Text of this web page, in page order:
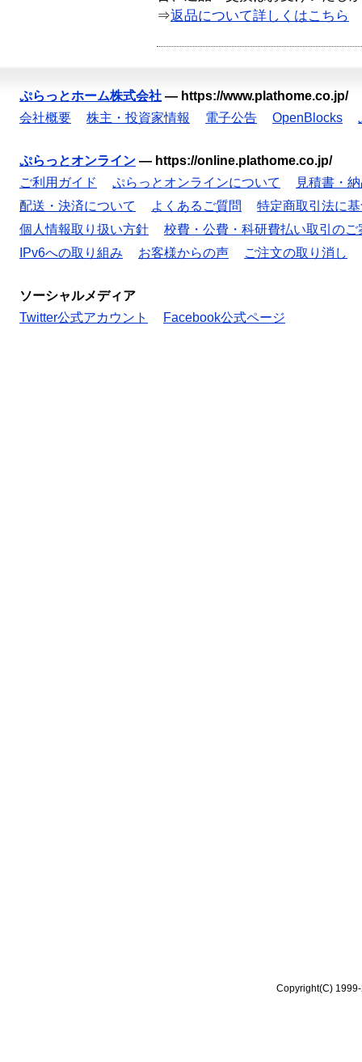
⇒返品について詳しくはこちら
ぷらっとホーム株式会社 — https://www.plathome.co.jp/
会社概要
株主・投資家情報 電子公告 OpenBlocks
ぷらっとオンライン — https://online.plathome.co.jp/
ご利用ガイド
ぷらっとオンラインについて
見積書・
配送・決済について
よくあるご質問
特定商取引法に
個人情報取り扱い方針
校費・公費・科研費払い取引のご
IPv6への取り組み
お客様からの声 ご注文の取り消し
ソーシャルメディア
Twitter公式アカウント
Facebook公式ページ
Copyright(C)